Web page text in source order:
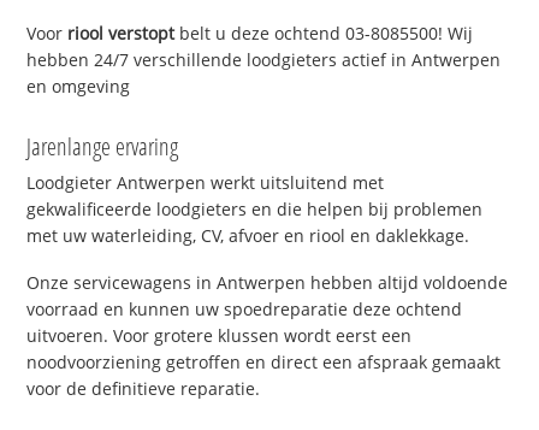
Voor riool verstoptbelt u deze ochtend 03-8085500! Wij
hebben 24/7 verschillende loodgieters actief in Antwerpen
en omgeving
Jarenlange ervaring
Loodgieter Antwerpen werkt uitsluitend met
gekwalificeerde loodgieters en die helpen bij problemen
met uw waterleiding, CV, afvoer en riool en daklekkage.
Onze servicewagens in Antwerpen hebben altijd voldoende
voorraad en kunnen uw spoedreparatie deze ochtend
uitvoeren. Voor grotere klussen wordt eerst een
noodvoorziening getroffen en direct een afspraak gemaakt
voor de definitieve reparatie.